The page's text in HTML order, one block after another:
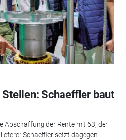
Schaeffler baut
Abschaffung der Rente mit 63, der
Schaeffler setzt dagegen